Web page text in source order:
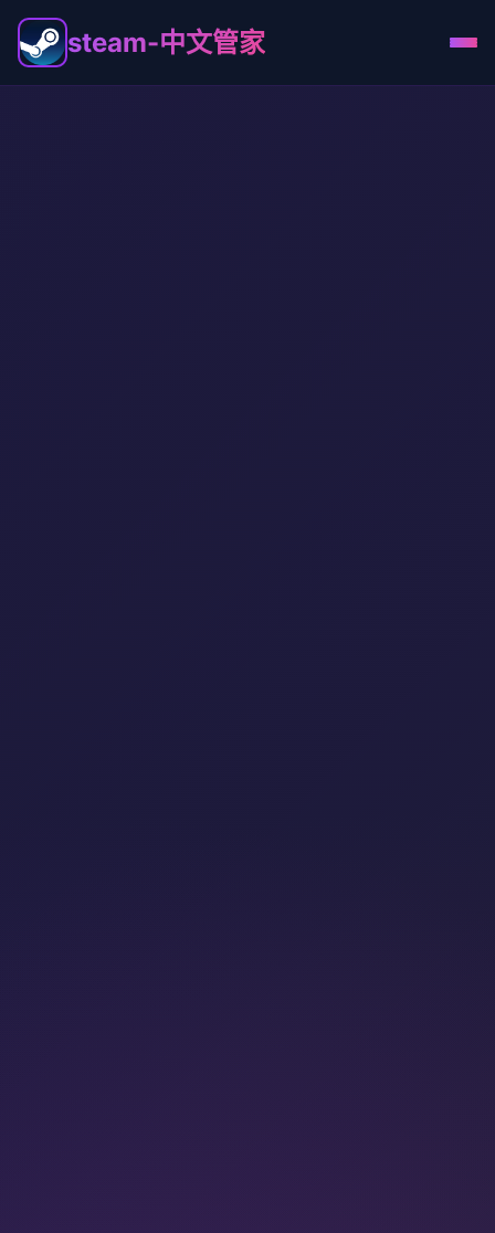
steam-中文管家